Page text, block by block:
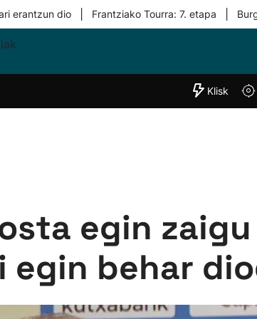
erantzun dio Frantziako Tourra: 7. etapa
"Helmuga"
Klisk
egin
egin behar